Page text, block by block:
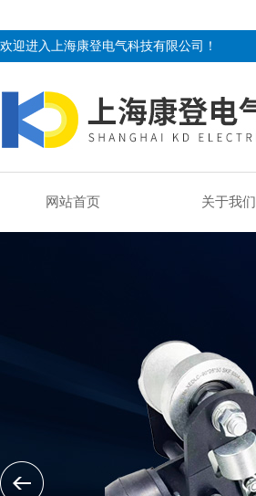
欢迎进入上海康登电气科技有限公司！
网站首页 关于我们